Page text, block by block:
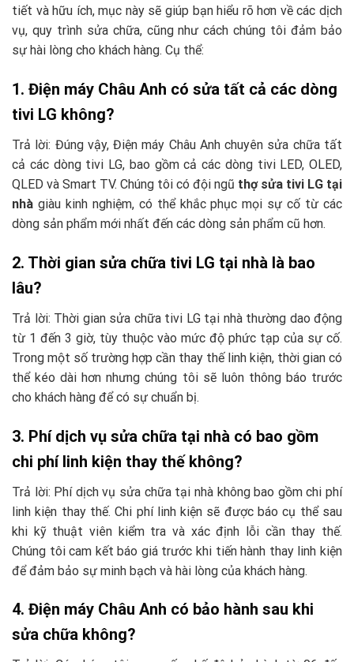
tiết và hữu ích, mục này sẽ giúp bạn hiểu rõ hơn về các dịch
vụ, quy trình sửa chữa, cũng như cách chúng tôi đảm bảo
sự hài lòng cho khách hàng. Cụ thể:
1. Điện máy Châu Anh có sửa tất cả các dòng
tivi LG không?
Trả lời: Đúng vậy, Điện máy Châu Anh chuyên sửa chữa tất
cả các dòng tivi LG, bao gồm cả các dòng tivi LED, OLED,
QLED và Smart TV. Chúng tôi có đội ngũ thợ sửa tivi LG tại
nhà giàu kinh nghiệm, có thể khắc phục mọi sự cố từ các
dòng sản phẩm mới nhất đến các dòng sản phẩm cũ hơn.
2. Thời gian sửa chữa tivi LG tại nhà là bao
lâu?
Trả lời: Thời gian sửa chữa tivi LG tại nhà thường dao động
từ 1 đến 3 giờ, tùy thuộc vào mức độ phức tạp của sự cố.
Trong một số trường hợp cần thay thế linh kiện, thời gian có
thể kéo dài hơn nhưng chúng tôi sẽ luôn thông báo trước
cho khách hàng để có sự chuẩn bị.
3. Phí dịch vụ sửa chữa tại nhà có bao gồm
chi phí linh kiện thay thế không?
Trả lời: Phí dịch vụ sửa chữa tại nhà không bao gồm chi phí
linh kiện thay thế. Chi phí linh kiện sẽ được báo cụ thể sau
khi kỹ thuật viên kiểm tra và xác định lỗi cần thay thế.
Chúng tôi cam kết báo giá trước khi tiến hành thay linh kiện
để đảm bảo sự minh bạch và hài lòng của khách hàng.
4. Điện máy Châu Anh có bảo hành sau khi
sửa chữa không?